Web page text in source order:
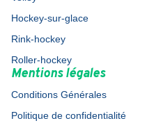
Hockey-sur-glace
Rink-hockey
Roller-hockey
Mentions légales
Conditions Générales
Politique de confidentialité